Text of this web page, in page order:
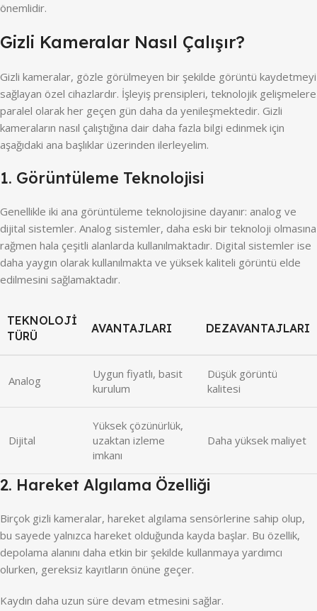
önemlidir.
Gizli Kameralar Nasıl Çalışır?
Gizli kameralar, gözle görülmeyen bir şekilde görüntü kaydetmeyi
sağlayan özel cihazlardır. İşleyiş prensipleri, teknolojik gelişmelere
paralel olarak her geçen gün daha da yenileşmektedir. Gizli
kameraların nasıl çalıştığına dair daha fazla bilgi edinmek için
aşağıdaki ana başlıklar üzerinden ilerleyelim.
1. Görüntüleme Teknolojisi
Genellikle iki ana görüntüleme teknolojisine dayanır: analog ve
dijital sistemler. Analog sistemler, daha eski bir teknoloji olmasına
rağmen hala çeşitli alanlarda kullanılmaktadır. Digital sistemler ise
daha yaygın olarak kullanılmakta ve yüksek kaliteli görüntü elde
edilmesini sağlamaktadır.
TEKNOLOJI
TÜRÜ
AVANTAJLARI DEZAVANTAJLARI
Analog
Uygun fiyatlı, basit
kurulum
Düşük görüntü
kalitesi
Dijital
Yüksek çözünürlük,
uzaktan izleme
imkanı
Daha yüksek maliyet
2. Hareket Algılama Özelliği
Birçok gizli kameralar, hareket algılama sensörlerine sahip olup,
bu sayede yalnızca hareket olduğunda kayda başlar. Bu özellik,
depolama alanını daha etkin bir şekilde kullanmaya yardımcı
olurken, gereksiz kayıtların önüne geçer.
Kaydın daha uzun süre devam etmesini sağlar.